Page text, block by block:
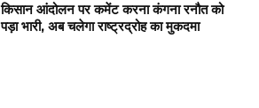
किसान आंदोलन पर कमेंट करना कंगना रनौत को
पड़ा भारी, अब चलेगा राष्ट्रद्रोह का मुकदमा